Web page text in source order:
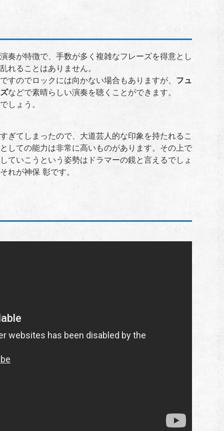
奏が特徴で、手数が多く複雑なフレーズを得意とし
れることはありません。
すのでロックには向かない場合もありますが、 フュ
などで素晴らしい演奏を聴くことができます。
しょう。
ぎてしまったので、大道芸人的な印象を持たれるこ
しての能力は非常に高いものがあります。その上で
ていこうという姿勢はドラマーの鏡と言えるでしょ
れが神保 彰です。